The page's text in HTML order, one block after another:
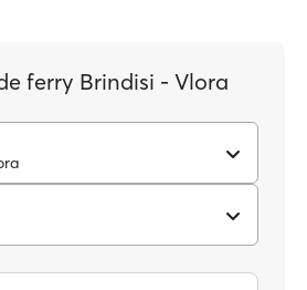
ferry Brindisi - Vlora